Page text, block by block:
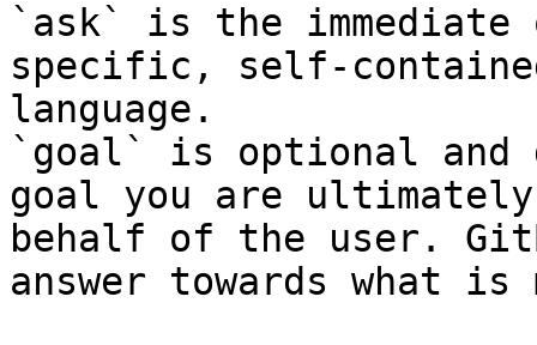
`ask` is the
specific, self-
language.
`goal` is optional and
goal you are
behalf of the user.
answer towards what